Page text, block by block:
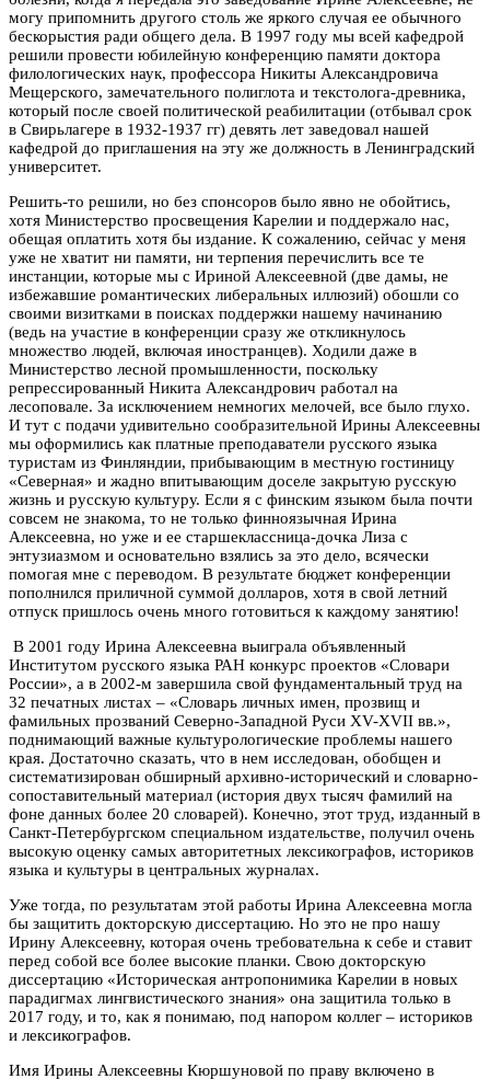
могу припомнить другого столь же яркого случая ее обычного
бескорыстия ради общего дела. В 1997 году мы всей кафедрой
решили провести юбилейную конференцию памяти доктора
филологических наук, профессора Никиты Александровича
Мещерского, замечательного полиглота и текстолога-древника,
который после своей политической реабилитации (отбывал срок
в Свирьлагере в 1932-1937 гг) девять лет заведовал нашей
кафедрой до приглашения на эту же должность в Ленинградский
университет.
Решить-то решили, но без спонсоров было явно не обойтись,
хотя Министерство просвещения Карелии и поддержало нас,
обещая оплатить хотя бы издание. К сожалению, сейчас у меня
уже не хватит ни памяти, ни терпения перечислить все те
инстанции, которые мы с Ириной Алексеевной (две дамы, не
избежавшие романтических либеральных иллюзий) обошли со
своими визитками в поисках поддержки нашему начинанию
(ведь на участие в конференции сразу же откликнулось
множество людей, включая иностранцев). Ходили даже в
Министерство лесной промышленности, поскольку
репрессированный Никита Александрович работал на
лесоповале. За исключением немногих мелочей, все было глухо.
И тут с подачи удивительно сообразительной Ирины Алексеевны
мы оформились как платные преподаватели русского языка
туристам из Финляндии, прибывающим в местную гостиницу
«Северная» и жадно впитывающим доселе закрытую русскую
жизнь и русскую культуру. Если я с финским языком была почти
совсем не знакома, то не только финноязычная Ирина
Алексеевна, но уже и ее старшеклассница-дочка Лиза с
энтузиазмом и основательно взялись за это дело, всячески
помогая мне с переводом. В результате бюджет конференции
пополнился приличной суммой долларов, хотя в свой летний
отпуск пришлось очень много готовиться к каждому занятию!
В 2001 году Ирина Алексеевна выиграла объявленный
Институтом русского языка РАН конкурс проектов «Словари
России», а в 2002-м завершила свой фундаментальный труд на
32 печатных листах – «Словарь личных имен, прозвищ и
фамильных прозваний Северно-Западной Руси XV-XVII вв.»,
поднимающий важные культурологические проблемы нашего
края. Достаточно сказать, что в нем исследован, обобщен и
систематизирован обширный архивно-исторический и словарно-
сопоставительный материал (история двух тысяч фамилий на
фоне данных более 20 словарей). Конечно, этот труд, изданный в
Санкт-Петербургском специальном издательстве, получил очень
высокую оценку самых авторитетных лексикографов, историков
языка и культуры в центральных журналах.
Уже тогда, по результатам этой работы Ирина Алексеевна могла
бы защитить докторскую диссертацию. Но это не про нашу
Ирину Алексеевну, которая очень требовательна к себе и ставит
перед собой все более высокие планки. Свою докторскую
диссертацию «Историческая антропонимика Карелии в новых
парадигмах лингвистического знания» она защитила только в
2017 году, и то, как я понимаю, под напором коллег – историков
и лексикографов.
Имя Ирины Алексеевны Кюршуновой по праву включено в